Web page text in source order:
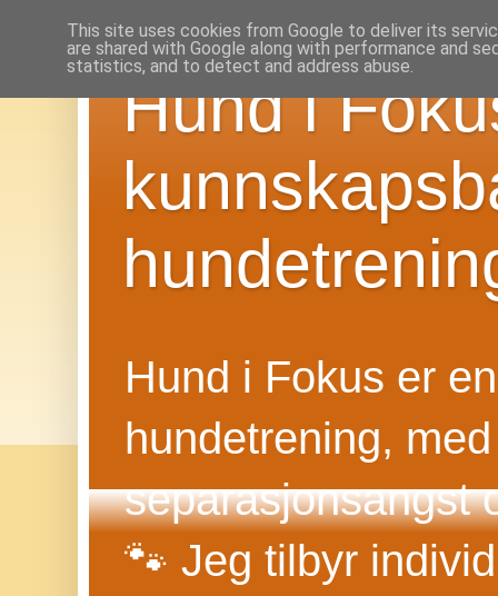
Hund i
Hund i Fokus er
hundetrening,
separasjonsangst
🐾 Jeg tilbyr
This site uses cookies from Google to deliver its
are shared with Google along with performance and
statistics, and to detect and address abuse.